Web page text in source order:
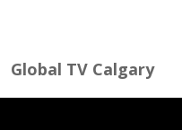
Global TV Calgary